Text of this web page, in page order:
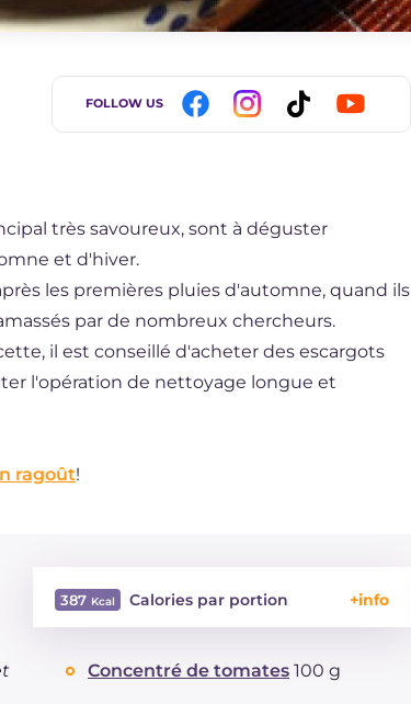
FOLLOW US
très savoureux, sont à déguster
et d'hiver.
les premières pluies d'automne, quand ils
par de nombreux chercheurs.
il est conseillé d'acheter des escargots
l'opération de nettoyage longue et
ragoût!
387 Calories par portion
Glucides g
Concentré de tomates 100 g